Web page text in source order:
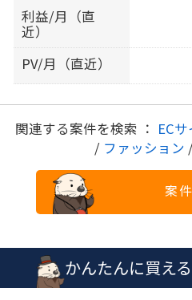
利益/月（直
近）
PV/月（直近）
関連する案件を検索 ： EC
/ ファッション /
案
かんたんに買え